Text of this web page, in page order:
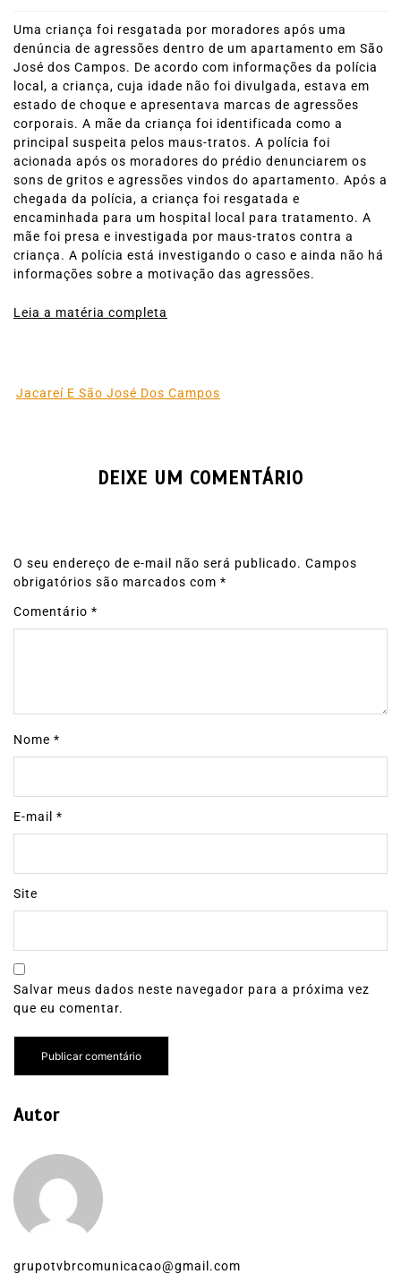
Uma criança foi resgatada por moradores após uma
denúncia de agressões dentro de um apartamento em São
José dos Campos. De acordo com informações da polícia
local, a criança, cuja idade não foi divulgada, estava em
estado de choque e apresentava marcas de agressões
corporais. A mãe da criança foi identificada como a
principal suspeita pelos maus-tratos. A polícia foi
acionada após os moradores do prédio denunciarem os
sons de gritos e agressões vindos do apartamento. Após a
chegada da polícia, a criança foi resgatada e
encaminhada para um hospital local para tratamento. A
mãe foi presa e investigada por maus-tratos contra a
criança. A polícia está investigando o caso e ainda não há
informações sobre a motivação das agressões.
Leia a matéria completa
Jacareí E São José Dos Campos
DEIXE UM COMENTÁRIO
O seu endereço de e-mail não será publicado. Campos
obrigatórios são marcados com *
Comentário *
Nome *
E-mail *
Site
Salvar meus dados neste navegador para a próxima vez
que eu comentar.
Autor
grupotvbrcomunicacao@gmail.com